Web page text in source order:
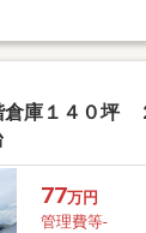
庫１４０坪
77万円
管理費等-